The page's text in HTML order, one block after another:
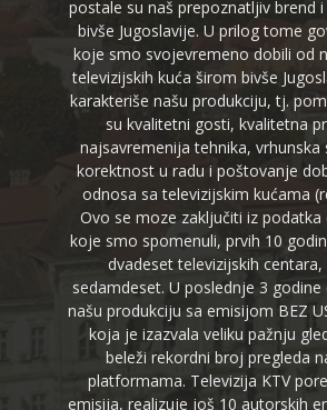
postale su naš prepoznatljiv brend
bivše Jugoslavije. U prilog tome
koje smo svojevremeno dobili od
televizijskih kuća širom bivše
karakteriše našu produkciju, tj.
su kvalitetni gosti, kvalitetna
najsavremenija tehnika, vrhunska
korektnost u radu i poštovanje
odnosa sa televizijskim kućama
Ovo se moze zaključiti iz podatka
koje smo spomenuli, prvih 10
dvadeset televizijskih centara,
sedamdeset. U poslednje 3
našu produkciju sa emisijom BEZ
koja je izazvala veliku pažnju
beleži rekordni broj pregleda
platformama. Televizija KTV
emisija, realizuje još 10 autorskih